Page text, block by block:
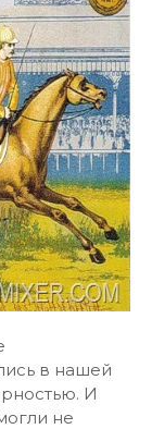
в нашей
И
не